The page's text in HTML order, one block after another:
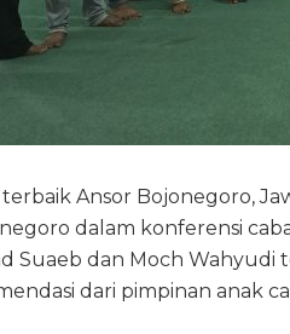
Ansor Bojonegoro,
dalam konferensi
Suaeb dan Moch Wahyudi
dari pimpinan anak